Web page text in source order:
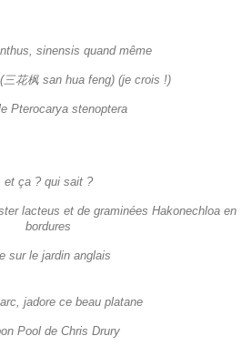
sinensis quand même
花枫 san hua feng) (je crois !)
Pterocarya stenoptera
et ça ? qui sait ?
lacteus et de graminées Hakonechloa en
bordures
sur le jardin anglais
jadore ce beau platane
Pool de Chris Drury